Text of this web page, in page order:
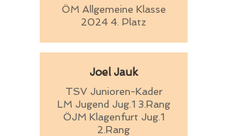
ÖM Allgemeine Klasse
2024 4. Platz
Joel Jauk
TSV Junioren-Kader
LM Jugend Jug.1 3.Rang
ÖJM Klagenfurt Jug.1
2.Rang